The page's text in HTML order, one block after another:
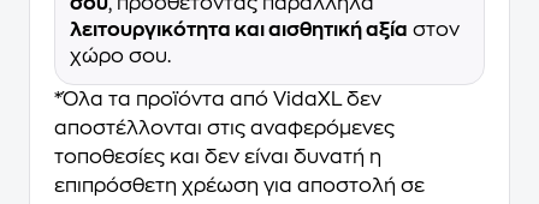
λειτουργικότητα και αισθητική αξία στον
χώρο σου.
*Όλα τα προϊόντα από VidaXL δεν
αποστέλλονται στις αναφερόμενες
τοποθεσίες και δεν είναι δυνατή η
επιπρόσθετη χρέωση για αποστολή σε